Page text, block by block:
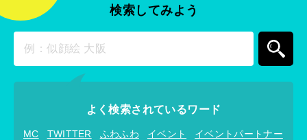
検索してみよう
よく検索されているワード
MC TWITTER ふわふわ イベント
イベントパートナー